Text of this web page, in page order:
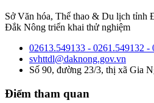
Sở Văn hóa, Thể thao & Du lịch tỉnh
Đắk Nông triển khai thử nghiệm
02613.549133 - 0261.549132 -
svhttdl@daknong.gov.vn
Số 90, đường 23/3, thị xã Gia
Điểm tham quan